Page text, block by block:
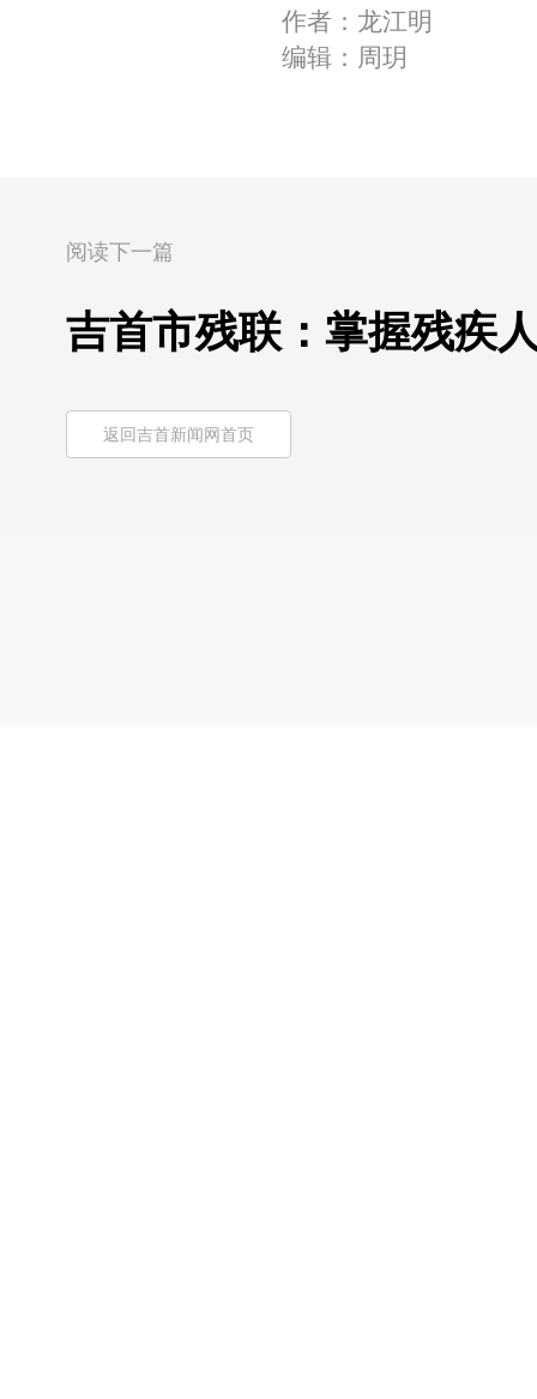
作者：龙江明
编辑：周玥
阅读下一篇
吉首市残联：掌握残疾
返回吉首新闻网首页